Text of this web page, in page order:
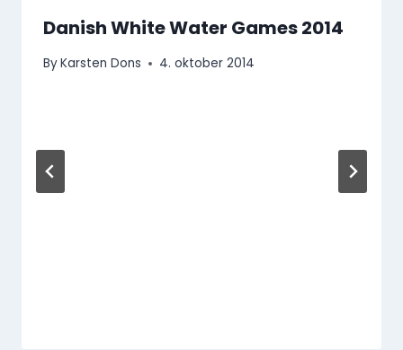
Danish White Water Games 2014
ByKarsten Dons 4. oktober 2014